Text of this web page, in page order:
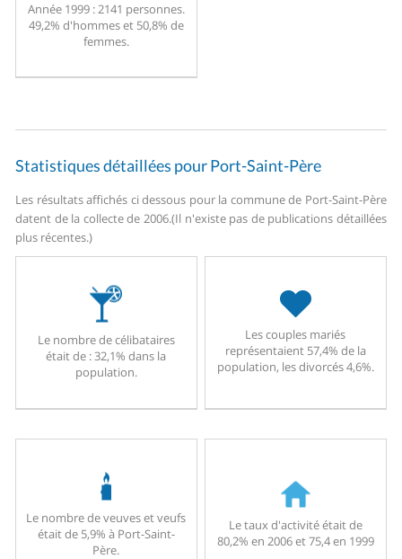
Année 1999 :2141 personnes.
49,2% d'hommes et 50,8% de
femmes.
Statistiques détaillées pour Port-Saint-Père
Les résultats affichés ci dessous pour la commune de Port-Saint-Père
datent de la collecte de 2006.(Il n'existe pas de publications détaillées
plus récentes.)
Le nombre de célibataires
était de : 32,1% dans la
population.
Les couples mariés
représentaient 57,4% de la
population, les divorcés 4,6%.
Le nombre de veuves et veufs
était de 5,9% à Port-Saint-
Père.
Le taux d'activité était de
80,2% en 2006 et 75,4 en 1999